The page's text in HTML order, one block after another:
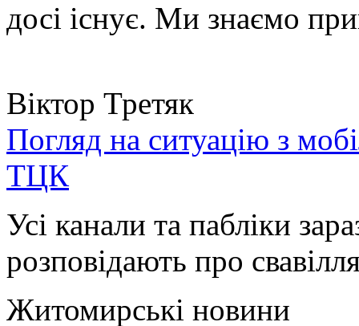
досі існує. Ми знаємо
Віктор Третяк
Погляд на ситуацію з
ТЦК
Усі канали та пабліки
розповідають про
Житомирські новини